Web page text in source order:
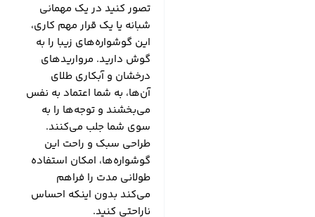
تصور کنید در یک مهمانی
شبانه یا یک قرار مهم کاری،
این گوشواره‌های زیبا را به
گوش دارید. مرواریدهای
درخشان و آبکاری طلای
آن‌ها، به شما اعتماد به نفس
می‌بخشند و توجه‌ها را به
سوی شما جلب می‌کنند.
طراحی سبک و راحت این
گوشواره‌ها، امکان استفاده
طولانی مدت را فراهم
می‌کند بدون اینکه احساس
ناراحتی کنید.